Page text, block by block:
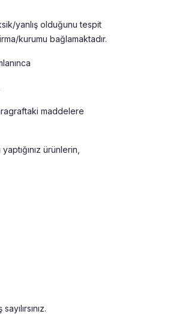
yanlış olduğunu tespit
kurumu bağlamaktadır.
maddelere
ürünlerin,